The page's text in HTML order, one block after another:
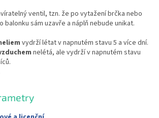
ventil, tzn. že po vytažení brčka nebo
balonku sám uzavře a náplň nebude unikat.
vydrží létat v napnutém stavu 5 a více dní.
nelétá, ale vydrží v napnutém stavu